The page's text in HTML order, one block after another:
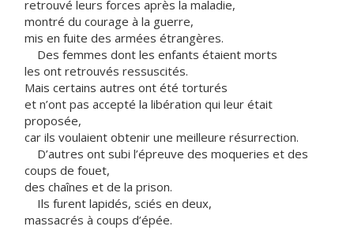
retrouvé leurs forces après la maladie,
montré du courage à la guerre,
mis en fuite des armées étrangères.
Des femmes dont les enfants étaient morts
les ont retrouvés ressuscités.
Mais certains autres ont été torturés
et n’ont pas accepté la libération qui leur était
proposée,
car ils voulaient obtenir une meilleure résurrection.
D’autres ont subi l’épreuve des moqueries et des
coups de fouet,
des chaînes et de la prison.
Ils furent lapidés, sciés en deux,
massacrés à coups d’épée.